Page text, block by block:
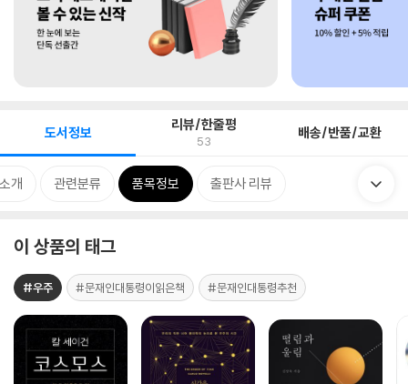
도서정보 리뷰/한줄평
53 배송/반품/교환
개 관련분류 품목정보 출판사 리뷰
이 상품의 태그
#우주 #문재인대통령이읽은책 #문재인대통령추천